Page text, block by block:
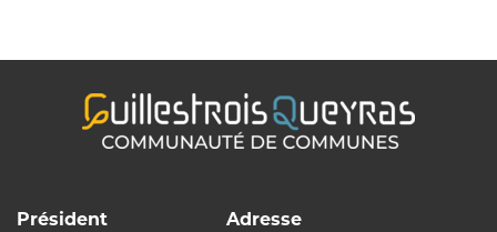
Président
Adresse